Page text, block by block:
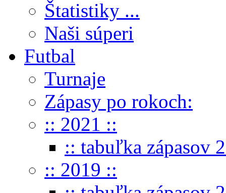
Štatistiky ...
Naši súperi
Futbal
Turnaje
Zápasy po rokoch:
:: 2021 ::
:: tabuľka zápasov
:: 2019 ::